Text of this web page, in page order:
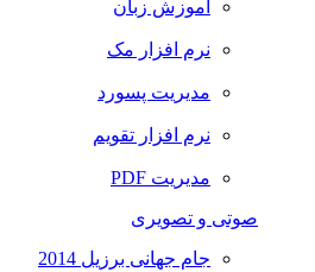
آموزش زبان
نرم افزار مک
مدیریت پسورد
نرم افزار تقویم
مدیریت PDF
صوتی و تصویری
جام جهانی برزیل 2014